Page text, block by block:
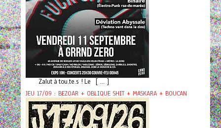
Zalut à tou.te.s ! Le [ ... ]
JEU 17/09 : BEZOAR + OBLIQUE SHIT + MASKARA + BOUCAN